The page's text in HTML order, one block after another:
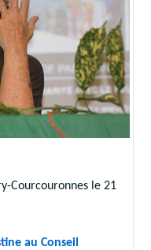
Courcouronnes le 21
au Conseil